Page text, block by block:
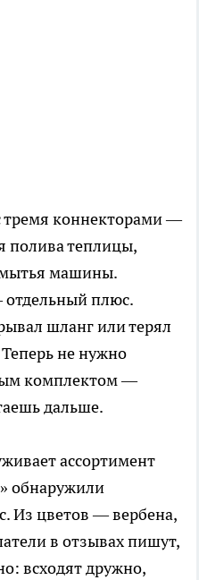
тремя коннекторами —
полива теплицы,
машины.
плюс.
шланг или терял
не нужно
комплектом —
дальше.
ассортимент
обнаружили
Из цветов — вербена,
в отзывах пишут,
всходят дружно,